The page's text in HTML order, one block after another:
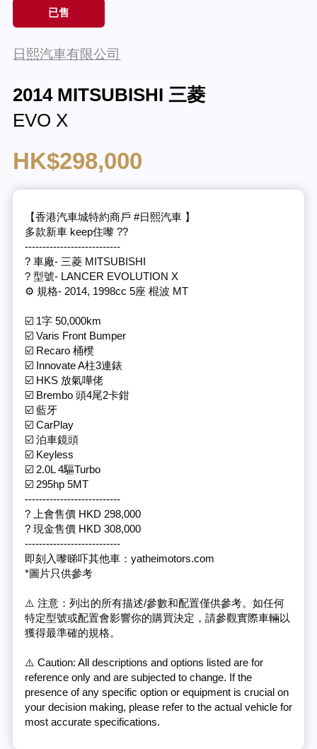
已售
日熙汽車有限公司
2014 MITSUBISHI 三菱
EVO X
HK$298,000
【香港汽車城特約商戶 #日熙汽車 】
多款新車 keep住嚟 ??
---------------------------
? 車廠- 三菱 MITSUBISHI
? 型號- LANCER EVOLUTION X
⚙️ 規格- 2014, 1998cc 5座 棍波 MT
☑️ 1字 50,000km
☑️ Varis Front Bumper
☑️ Recaro 桶櫈
☑️ Innovate A柱3連錶
☑️ HKS 放氣嘩佬
☑️ Brembo 頭4尾2卡鉗
☑️ 藍牙
☑️ CarPlay
☑️ 泊車鏡頭
☑️ Keyless
☑️ 2.0L 4驅Turbo
☑️ 295hp 5MT
---------------------------
? 上會售價 HKD 298,000
? 現金售價 HKD 308,000
---------------------------
即刻入嚟睇吓其他車：yatheimotors.com
*圖片只供參考
⚠️ 注意：列出的所有描述/參數和配置僅供參考。如任何
特定型號或配置會影響你的購買決定，請參觀實際車輛以
獲得最準確的規格。
⚠️ Caution: All descriptions and options listed are for
reference only and are subjected to change. If the
presence of any specific option or equipment is crucial on
your decision making, please refer to the actual vehicle for
most accurate specifications.